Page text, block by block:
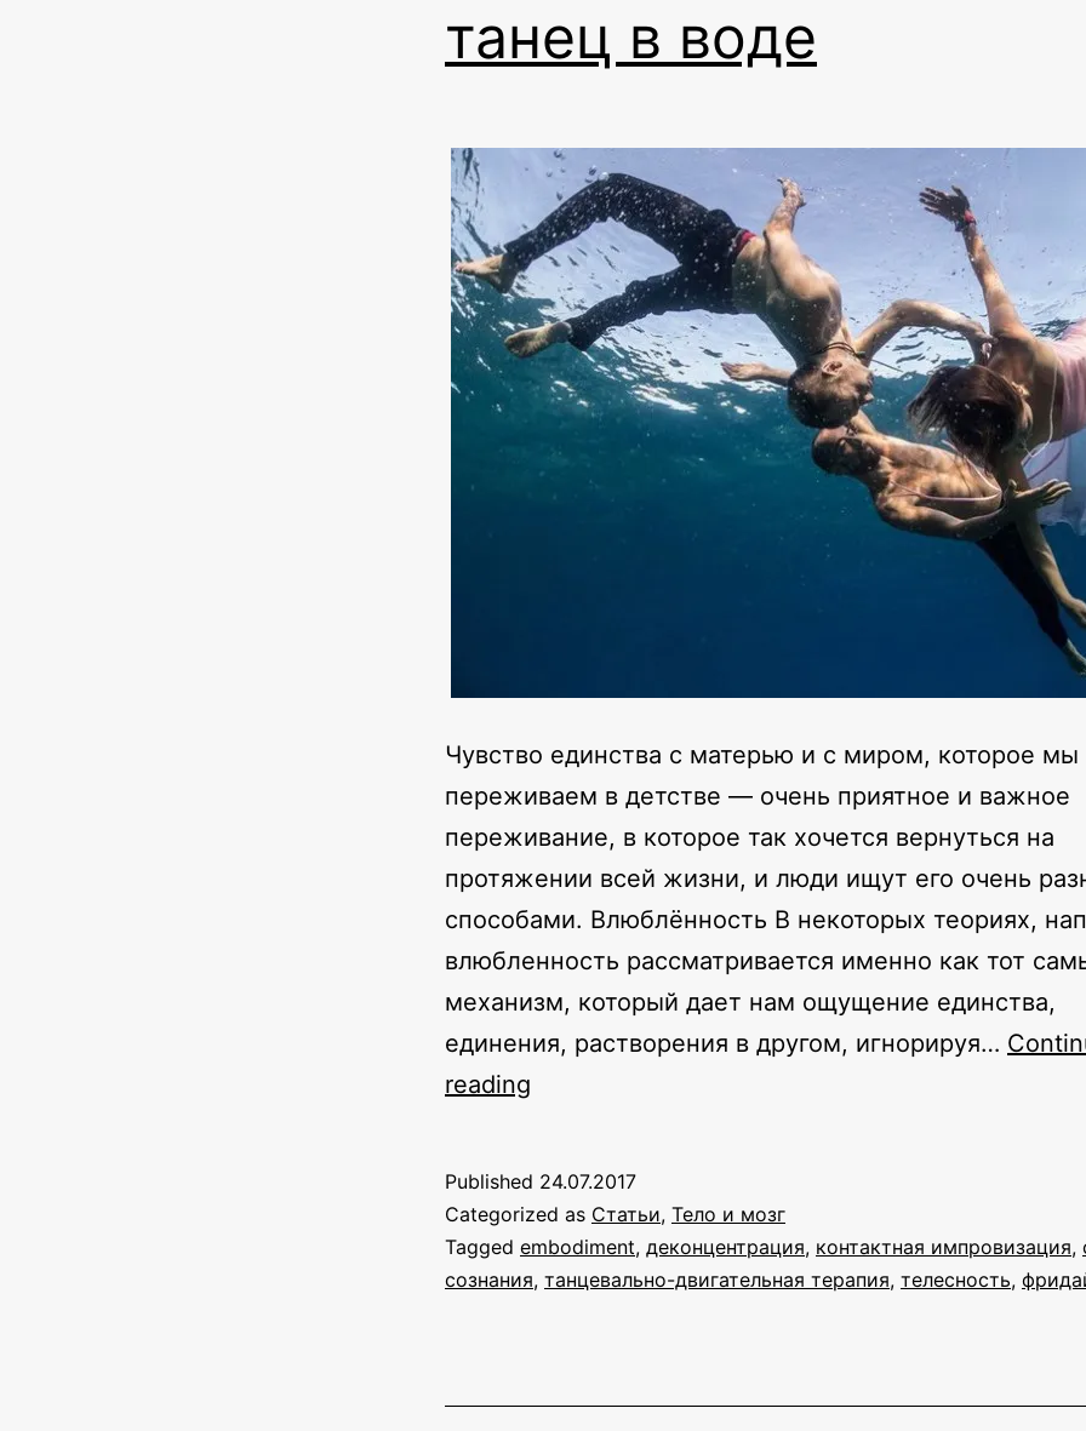
танец в воде
Чувство единства с матерью и с миром, которое мы
переживаем в детстве — очень приятное и важное
переживание, в которое так хочется вернуться на
протяжении всей жизни, и люди ищут его очень
способами. Влюблённость В некоторых теориях,
влюбленность рассматривается именно как тот
механизм, который дает нам ощущение единства,
единения, растворения в другом, игнорируя…
reading
океана.
Эмбодимент-
взгляд
танец
Published 24.07.2017
Categorized as Статьи, Тело и мозг
Tagged embodiment, деконцентрация, контактная импровизация,
сознания, танцевально-двигательная терапия, телесность,